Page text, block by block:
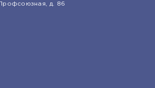
д. 86